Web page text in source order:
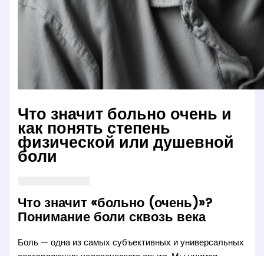
Что значит больно очень и
как понять степень
физической или душевной
боли
Что значит «больно (очень)»?
Понимание боли сквозь века
Боль — одна из самых субъективных и универсальных